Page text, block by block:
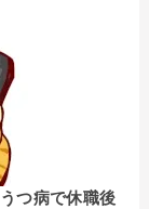
つ病で休職後